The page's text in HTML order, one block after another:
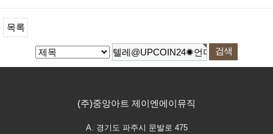
목록
(주)중앙아트 제이엔에이뮤직
A. 경기도 파주시 문발로 475